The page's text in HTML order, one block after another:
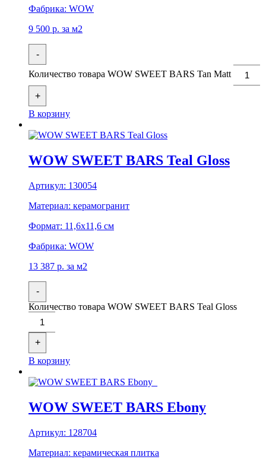
Фабрика: WOW
9 500 р. за м2
-
Количество товара WOW SWEET BARS Tan Matt
+
В корзину
WOW SWEET BARS Teal Gloss
Артикул: 130054
Материал: керамогранит
Формат: 11,6x11,6 см
Фабрика: WOW
13 387 р. за м2
-
Количество товара WOW SWEET BARS Teal Gloss
+
В корзину
WOW SWEET BARS Ebony
Артикул: 128704
Материал: керамическая плитка